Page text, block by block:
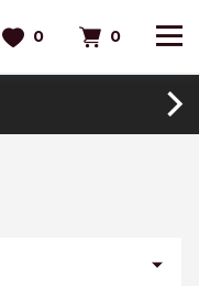
0 0